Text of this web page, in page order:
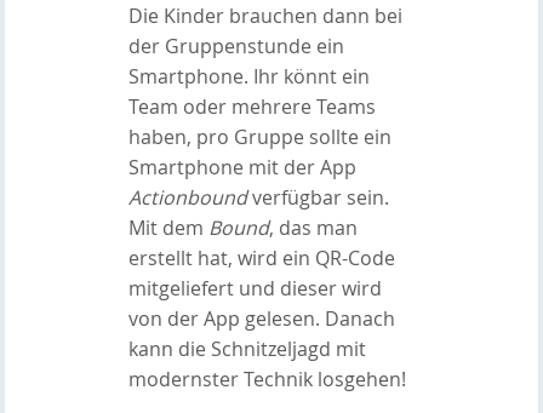
Die Kinder brauchen dann bei
der Gruppenstunde ein
Smartphone. Ihr könnt ein
Team oder mehrere Teams
haben, pro Gruppe sollte ein
Smartphone mit der App
Actionboundverfügbar sein.
Mit dem Bound, das man
erstellt hat, wird ein QR-Code
mitgeliefert und dieser wird
von der App gelesen. Danach
kann die Schnitzeljagd mit
modernster Technik losgehen!